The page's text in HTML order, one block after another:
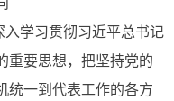
入学习贯彻习近平总书记
重要思想，把坚持党的
统一到代表工作的各方